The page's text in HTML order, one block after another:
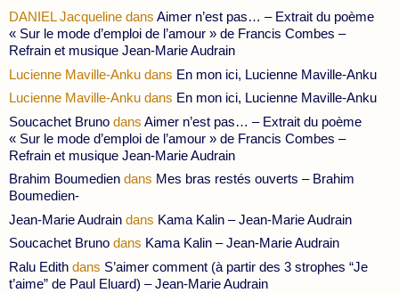
DANIEL Jacqueline dans Aimer n’est pas… – Extrait du poème
« Sur le mode d’emploi de l’amour » de Francis Combes –
Refrain et musique Jean-Marie Audrain
Lucienne Maville-Anku dans En mon ici, Lucienne Maville-Anku
Lucienne Maville-Anku dans En mon ici, Lucienne Maville-Anku
Soucachet Bruno dans Aimer n’est pas… – Extrait du poème
« Sur le mode d’emploi de l’amour » de Francis Combes –
Refrain et musique Jean-Marie Audrain
Brahim Boumedien dans Mes bras restés ouverts – Brahim
Boumedien-
Jean-Marie Audrain dans Kama Kalin – Jean-Marie Audrain
Soucachet Bruno dans Kama Kalin – Jean-Marie Audrain
Ralu Edith dans S’aimer comment (à partir des 3 strophes “Je
t’aime” de Paul Eluard) – Jean-Marie Audrain